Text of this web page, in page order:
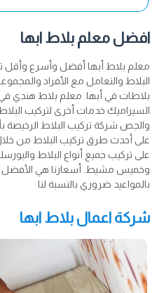
افضل معلم بلاط ابها
معلم بلاط أبها أفضل وأسرع وأقل
البلاط والتعامل مع الأفراد
بلاطات في أبها. معلم بلاط هندي
السيراميك خدمات أخرى لتركيب البلاط
والجص شركة تركيب البلاط الرخيصة
على أحدث طرق تركيب البلاط من
على تركيب جميع أنواع البلاط
وخميس مشيط. أسعارنا هي الأفضل
بالمواعيد ضروري بالنسبة لنا
شركة اعمال بلاط ابها